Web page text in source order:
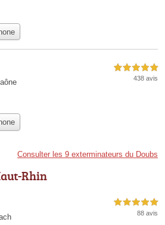
5,0 étoiles sur 5
438 avis
Consulter les 9 exterminateurs du Doubs
Rhin
5,0 étoiles sur 5
88 avis